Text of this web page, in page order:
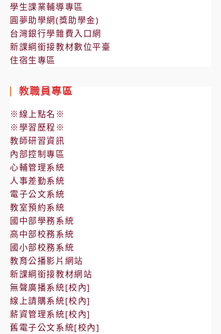
學生課業輔導專區
圓夢助學網(獎助學金)
台灣銀行學雜費入口網
新課綱銜接教材數位平臺
住宿生專區
教職員專區
※線上點名※
※學習歷程※
教師研習資訊
內部控制專區
心輔管理系統
人事差勤系統
電子公文系統
教室預約系統
國中部學務系統
高中部校務系統
國小部校務系統
教育公播影片網站
新課綱銜接教材網站
無聲廣播系統[校內]
線上請購系統[校內]
薪資管理系統[校內]
舊電子公文系統[校內]